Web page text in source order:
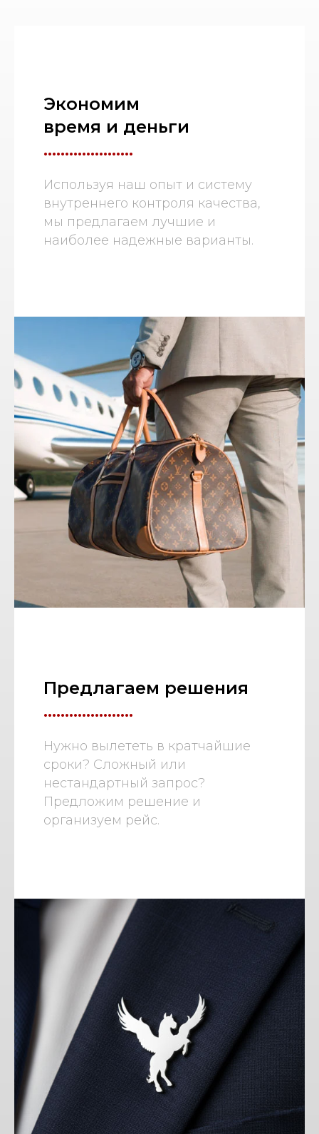
Экономим
время и деньги
.....................
Используя наш опыт и систему
внутреннего контроля качества,
мы предлагаем лучшие и
наиболее надежные варианты.
Предлагаем решения
.....................
Нужно вылететь в кратчайшие
сроки? Сложный или
нестандартный запрос?
Предложим решение и
организуем рейс.